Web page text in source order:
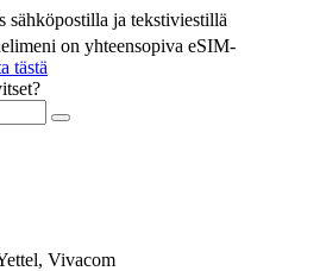
sähköpostilla ja tekstiviestillä
on yhteensopiva eSIM-
tästä
Vivacom